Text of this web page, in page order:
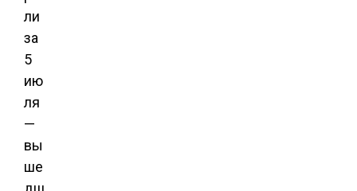
ли
за
5
ию
ля
—
вы
ше